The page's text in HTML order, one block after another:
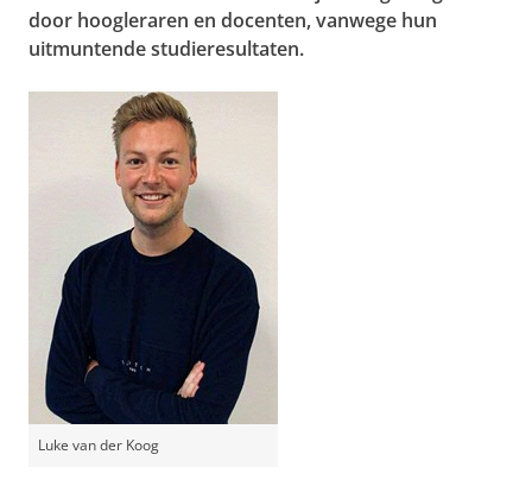
door hoogleraren en docenten, vanwege hun
uitmuntende studieresultaten.
Luke van der Koog